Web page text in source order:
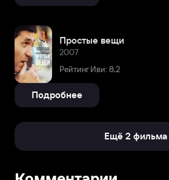
Простые вещи
2007
Рейтинг Иви: 8,2
Подробнее
Ещё 2 фильма